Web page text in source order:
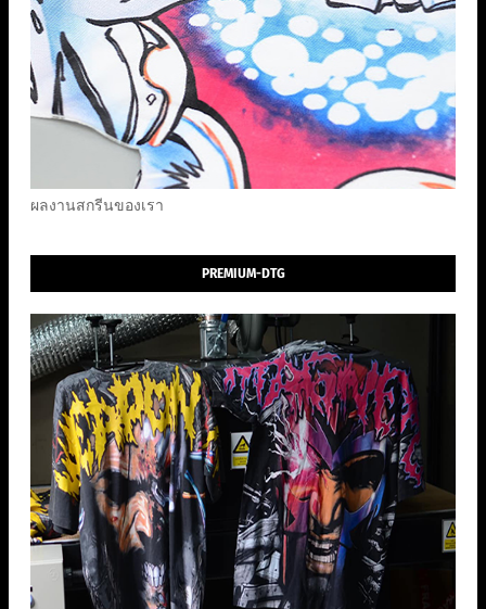
ผลงานสกรีนของเรา
PREMIUM-DTG